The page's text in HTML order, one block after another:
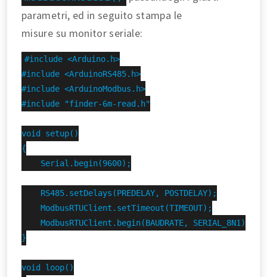
parametri, ed in seguito stampa le
misure su monitor seriale:
#include <Arduino.h>
#include <ArduinoRS485.h>
#include <ArduinoModbus.h>
#include "finder-6m-read.h"
void setup()
{
    Serial.begin(9600);
    RS485.setDelays(PREDELAY, POSTDELAY);
    ModbusRTUClient.setTimeout(TIMEOUT);
    ModbusRTUClient.begin(BAUDRATE, SERIAL_8N1);
}
void loop()